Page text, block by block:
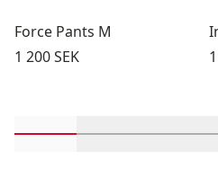
Force Pants M
Pris:
1 200 SEK